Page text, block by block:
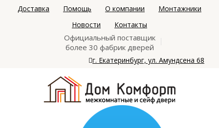
Доставка Помощь О компании
Монтажники
Новости
Контакты
Официальный поставщик
более 30 фабрик дверей
г. Екатеринбург, ул. Амундсена 68